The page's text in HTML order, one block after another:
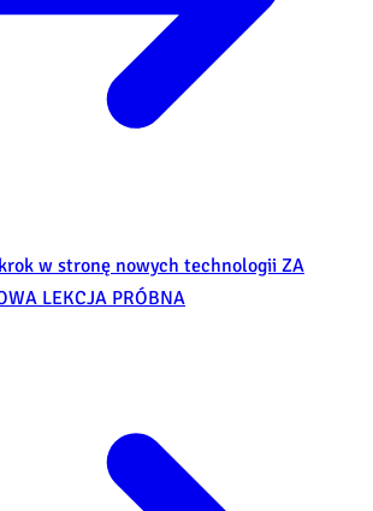
w stronę nowych technologii ZA
LEKCJA PRÓBNA